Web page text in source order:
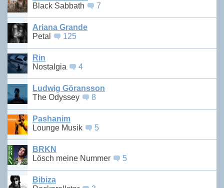
Black Sabbath
7
Ariana Grande
Petal
125
Rin
Nostalgia
4
Ludwig Göransson
The Odyssey
8
Pashanim
Lounge Musik
5
BRKN
Lösch meine Nummer
5
Bibiza